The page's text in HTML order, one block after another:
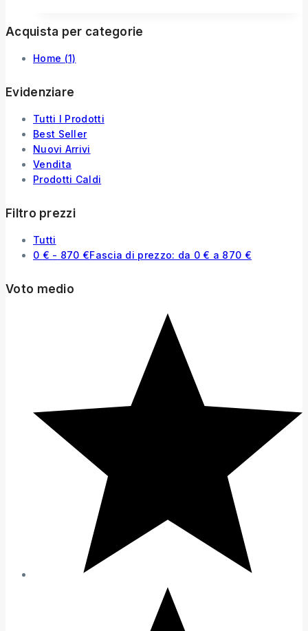
Acquista per categorie
Home (1)
Evidenziare
Tutti I Prodotti
Best Seller
Nuovi Arrivi
Vendita
Prodotti Caldi
Filtro prezzi
Tutti
0 € - 870 €Fascia di prezzo: da 0 € a 870 €
Voto medio